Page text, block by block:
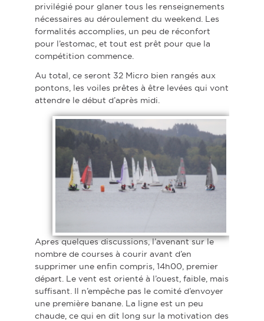
privilégié pour glaner tous les renseignements
nécessaires au déroulement du weekend. Les
formalités accomplies, un peu de réconfort
pour l’estomac, et tout est prêt pour que la
compétition commence.
Au total, ce seront 32 Micro bien rangés aux
pontons, les voiles prêtes à être levées qui vont
attendre le début d’après midi.
Apres quelques discussions, l’avenant sur le
nombre de courses à courir avant d’en
supprimer une enfin compris, 14h00, premier
départ. Le vent est orienté à l’ouest, faible, mais
suffisant. Il n’empêche pas le comité d’envoyer
une première banane. La ligne est un peu
chaude, ce qui en dit long sur la motivation des